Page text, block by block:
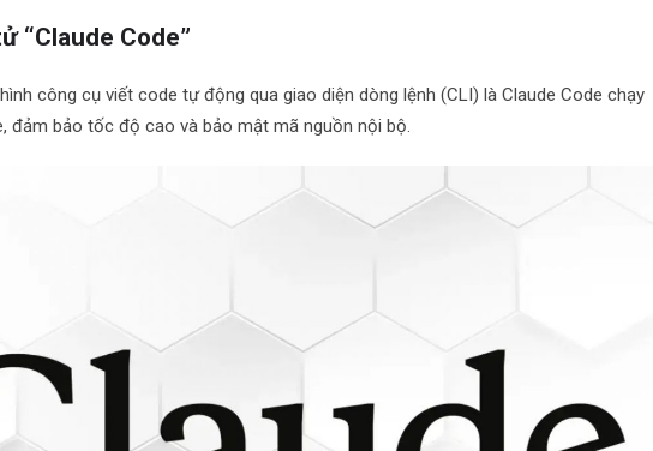
“Claude Code”
công cụ viết code tự động qua giao diện dòng lệnh (CLI) là Claude Code chạy
đảm bảo tốc độ cao và bảo mật mã nguồn nội bộ.